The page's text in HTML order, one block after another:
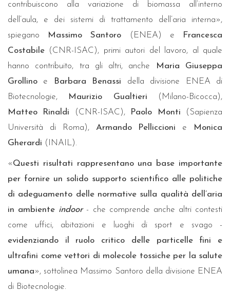
contribuiscono alla variazione di biomassa all’interno
dell’aula, e dei sistemi di trattamento dell’aria interna»,
spiegano
Massimo Santoro (ENEA) e
Francesca
Costabile (CNR-ISAC), primi autori del lavoro, al quale
hanno contribuito, tra gli altri, anche
Maria Giuseppa
Grollino e Barbara Benassi della divisione ENEA di
Biotecnologie,
Maurizio Gualtieri (Milano-Bicocca),
Matteo Rinaldi (CNR-ISAC), Paolo Monti (Sapienza
Università di Roma), Armando Pelliccioni e
Monica
Gherardi (INAIL).
«Questi risultati rappresentano una base importante
per fornire un solido supporto scientifico alle politiche
di adeguamento delle normative sulla qualità dell’aria
in ambiente indoor- che comprende anche altri contesti
come uffici, abitazioni e luoghi di sport e svago -
evidenziando il ruolo critico delle particelle fini e
ultrafini come vettori di molecole tossiche per la salute
umana», sottolinea Massimo Santoro della divisione ENEA
di Biotecnologie.